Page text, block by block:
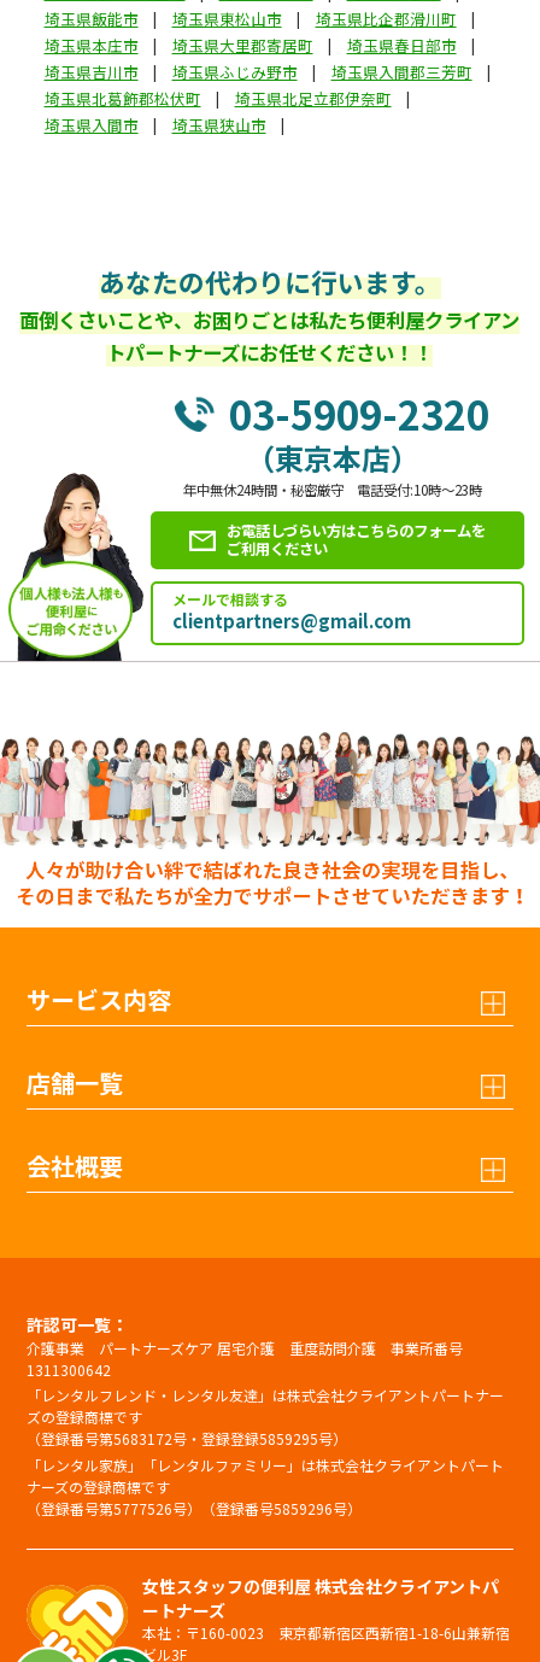
埼玉県飯能市
埼玉県東松山市
埼玉県比企郡滑川町
埼玉県本庄市
埼玉県大里郡寄居町
埼玉県春日部市
埼玉県吉川市
埼玉県ふじみ野市
埼玉県入間郡三芳町
埼玉県北葛飾郡松伏町
埼玉県北足立郡伊奈町
埼玉県入間市
埼玉県狭山市
あなたの代わりに行います。
面倒くさいことや、お困りごとは私たち便利屋クライアン
トパートナーズにお任せください！！
03-5909-2320
（東京本店）
年中無休24時間・秘密厳守 電話受付:10時～23時
お電話しづらい方はこちらのフォームを
ご利用ください
メールで相談する
clientpartners@gmail.com
サービス内容
店舗一覧
会社概要
許認可一覧：
介護事業 パートナーズケア 居宅介護 重度訪問介護 事業所番号
1311300642
「レンタルフレンド・レンタル友達」は株式会社クライアントパートナー
ズの登録商標です
（登録番号第5683172号・登録登録5859295号）
「レンタル家族」「レンタルファミリー」は株式会社クライアントパート
ナーズの登録商標です
（登録番号第5777526号）（登録番号5859296号）
女性スタッフの便利屋 株式会社クライアントパ
ートナーズ
本社：〒160-0023 東京都新宿区西新宿1-18-6山兼新宿
ビル3F